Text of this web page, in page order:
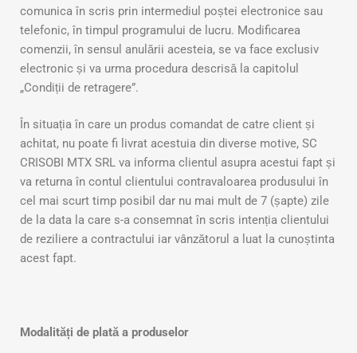
comunica în scris prin intermediul poștei electronice sau
telefonic, în timpul programului de lucru. Modificarea
comenzii, în sensul anulării acesteia, se va face exclusiv
electronic și va urma procedura descrisă la capitolul
„Condiții de retragere”.
În situația în care un produs comandat de catre client și
achitat, nu poate fi livrat acestuia din diverse motive, SC
CRISOBI MTX SRL va informa clientul asupra acestui fapt și
va returna în contul clientului contravaloarea produsului în
cel mai scurt timp posibil dar nu mai mult de 7 (șapte) zile
de la data la care s-a consemnat în scris intenția clientului
de reziliere a contractului iar vânzătorul a luat la cunoștinta
acest fapt.
Modalități de plată a produselor